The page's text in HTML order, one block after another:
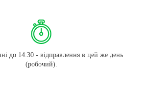
до 14:30 - відправлення в цей же день
(робочий).